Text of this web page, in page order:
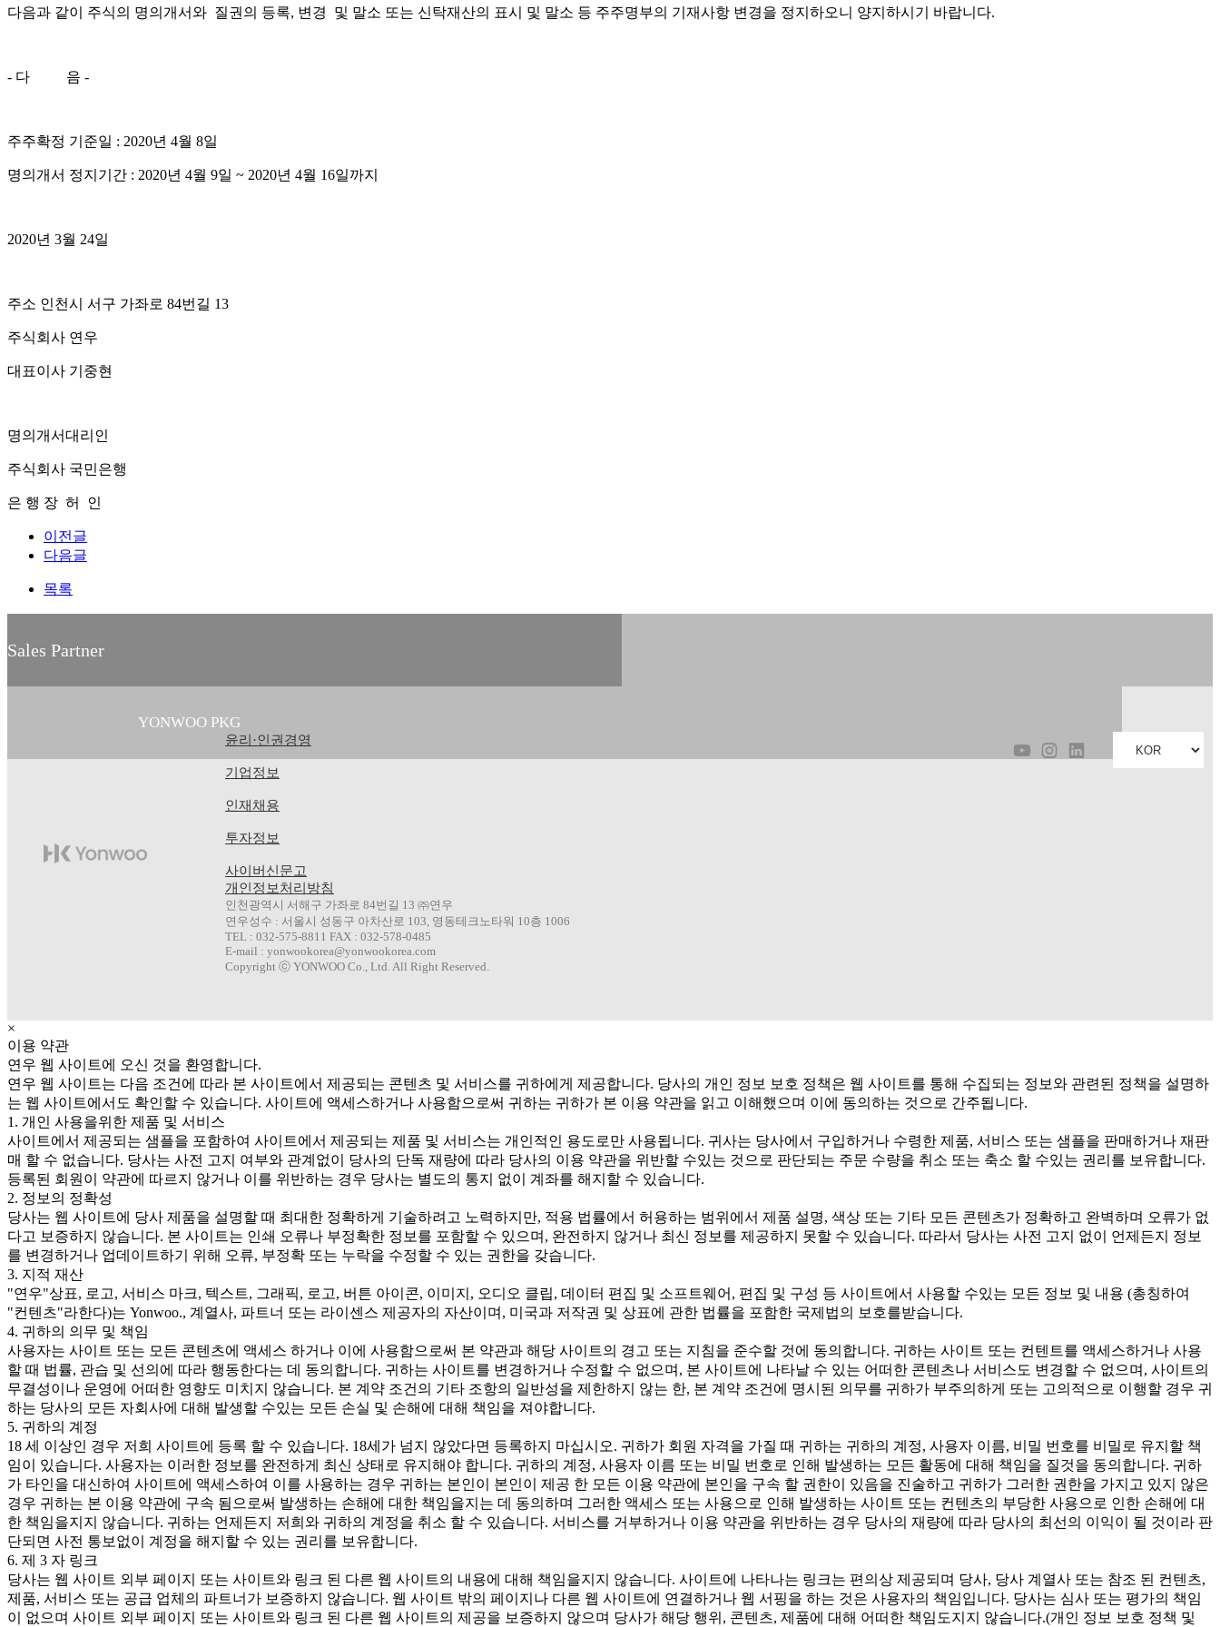
다음과 같이 주식의 명의개서와 질권의 등록, 변경 및 말소 또는 신탁재산의 표시 및 말소 등 주주명부의 기재사항 변경을 정지하오니 양지하시기 바랍니다.
- 다 음 -
주주확정 기준일 : 2020년 4월 8일
명의개서 정지기간 : 2020년 4월 9일 ~ 2020년 4월 16일까지
2020년 3월 24일
주소 인천시 서구 가좌로 84번길 13
주식회사 연우
대표이사 기중현
명의개서대리인
주식회사 국민은행
은 행 장 허 인
이전글
다음글
목록
Sales Partner
YONWOO PKG
AROMATIC
윤리·인권경영
기업정보
인재채용
투자정보
사이버신문고
개인정보처리방침
인천광역시 서해구 가좌로 84번길 13 ㈜연우
연우성수 : 서울시 성동구 아차산로 103, 영동테크노타워 10층 1006
TEL : 032-575-8811 FAX : 032-578-0485
E-mail : yonwookorea@yonwookorea.com
Copyright ⓒ YONWOO Co., Ltd. All Right Reserved.
×
이용 약관
연우 웹 사이트에 오신 것을 환영합니다.
연우 웹 사이트는 다음 조건에 따라 본 사이트에서 제공되는 콘텐츠 및 서비스를 귀하에게 제공합니다. 당사의 개인 정보 보호 정책은 웹 사이트를 통해 수집되는 정보와 관련된 정책을 설명하
는 웹 사이트에서도 확인할 수 있습니다. 사이트에 액세스하거나 사용함으로써 귀하는 귀하가 본 이용 약관을 읽고 이해했으며 이에 동의하는 것으로 간주됩니다.
1. 개인 사용을위한 제품 및 서비스
사이트에서 제공되는 샘플을 포함하여 사이트에서 제공되는 제품 및 서비스는 개인적인 용도로만 사용됩니다. 귀사는 당사에서 구입하거나 수령한 제품, 서비스 또는 샘플을 판매하거나 재판
매 할 수 없습니다. 당사는 사전 고지 여부와 관계없이 당사의 단독 재량에 따라 당사의 이용 약관을 위반할 수있는 것으로 판단되는 주문 수량을 취소 또는 축소 할 수있는 권리를 보유합니다.
등록된 회원이 약관에 따르지 않거나 이를 위반하는 경우 당사는 별도의 통지 없이 계좌를 해지할 수 있습니다.
2. 정보의 정확성
당사는 웹 사이트에 당사 제품을 설명할 때 최대한 정확하게 기술하려고 노력하지만, 적용 법률에서 허용하는 범위에서 제품 설명, 색상 또는 기타 모든 콘텐츠가 정확하고 완벽하며 오류가 없
다고 보증하지 않습니다. 본 사이트는 인쇄 오류나 부정확한 정보를 포함할 수 있으며, 완전하지 않거나 최신 정보를 제공하지 못할 수 있습니다. 따라서 당사는 사전 고지 없이 언제든지 정보
를 변경하거나 업데이트하기 위해 오류, 부정확 또는 누락을 수정할 수 있는 권한을 갖습니다.
3. 지적 재산
"연우"상표, 로고, 서비스 마크, 텍스트, 그래픽, 로고, 버튼 아이콘, 이미지, 오디오 클립, 데이터 편집 및 소프트웨어, 편집 및 구성 등 사이트에서 사용할 수있는 모든 정보 및 내용 (총칭하여
"컨텐츠"라한다)는 Yonwoo., 계열사, 파트너 또는 라이센스 제공자의 자산이며, 미국과 저작권 및 상표에 관한 법률을 포함한 국제법의 보호를받습니다.
4. 귀하의 의무 및 책임
사용자는 사이트 또는 모든 콘텐츠에 액세스 하거나 이에 사용함으로써 본 약관과 해당 사이트의 경고 또는 지침을 준수할 것에 동의합니다. 귀하는 사이트 또는 컨텐트를 액세스하거나 사용
할 때 법률, 관습 및 선의에 따라 행동한다는 데 동의합니다. 귀하는 사이트를 변경하거나 수정할 수 없으며, 본 사이트에 나타날 수 있는 어떠한 콘텐츠나 서비스도 변경할 수 없으며, 사이트의
무결성이나 운영에 어떠한 영향도 미치지 않습니다. 본 계약 조건의 기타 조항의 일반성을 제한하지 않는 한, 본 계약 조건에 명시된 의무를 귀하가 부주의하게 또는 고의적으로 이행할 경우 귀
하는 당사의 모든 자회사에 대해 발생할 수있는 모든 손실 및 손해에 대해 책임을 져야합니다.
5. 귀하의 계정
18 세 이상인 경우 저희 사이트에 등록 할 수 있습니다. 18세가 넘지 않았다면 등록하지 마십시오. 귀하가 회원 자격을 가질 때 귀하는 귀하의 계정, 사용자 이름, 비밀 번호를 비밀로 유지할 책
임이 있습니다. 사용자는 이러한 정보를 완전하게 최신 상태로 유지해야 합니다. 귀하의 계정, 사용자 이름 또는 비밀 번호로 인해 발생하는 모든 활동에 대해 책임을 질것을 동의합니다. 귀하
가 타인을 대신하여 사이트에 액세스하여 이를 사용하는 경우 귀하는 본인이 본인이 제공 한 모든 이용 약관에 본인을 구속 할 권한이 있음을 진술하고 귀하가 그러한 권한을 가지고 있지 않은
경우 귀하는 본 이용 약관에 구속 됨으로써 발생하는 손해에 대한 책임을지는 데 동의하며 그러한 액세스 또는 사용으로 인해 발생하는 사이트 또는 컨텐츠의 부당한 사용으로 인한 손해에 대
한 책임을지지 않습니다. 귀하는 언제든지 저희와 귀하의 계정을 취소 할 수 있습니다. 서비스를 거부하거나 이용 약관을 위반하는 경우 당사의 재량에 따라 당사의 최선의 이익이 될 것이라 판
단되면 사전 통보없이 계정을 해지할 수 있는 권리를 보유합니다.
6. 제 3 자 링크
당사는 웹 사이트 외부 페이지 또는 사이트와 링크 된 다른 웹 사이트의 내용에 대해 책임을지지 않습니다. 사이트에 나타나는 링크는 편의상 제공되며 당사, 당사 계열사 또는 참조 된 컨텐츠,
제품, 서비스 또는 공급 업체의 파트너가 보증하지 않습니다. 웹 사이트 밖의 페이지나 다른 웹 사이트에 연결하거나 웹 서핑을 하는 것은 사용자의 책임입니다. 당사는 심사 또는 평가의 책임
이 없으며 사이트 외부 페이지 또는 사이트와 링크 된 다른 웹 사이트의 제공을 보증하지 않으며 당사가 해당 행위, 콘텐츠, 제품에 대해 어떠한 책임도지지 않습니다.(개인 정보 보호 정책 및